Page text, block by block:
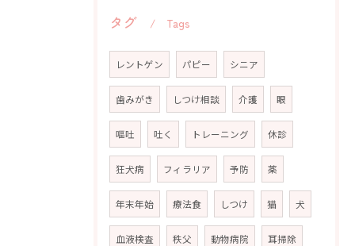
タグ Tags
レントゲン パピー シニア
歯みがき しつけ相談 介護 眼
嘔吐 吐く トレーニング 休診
狂犬病 フィラリア 予防 薬
年末年始 療法食 しつけ 猫 犬
血液検査 秩父 動物病院 耳掃除